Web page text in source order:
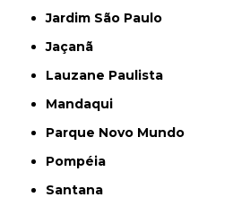
Jardim São Paulo
Jaçanã
Lauzane Paulista
Mandaqui
Parque Novo Mundo
Pompéia
Santana